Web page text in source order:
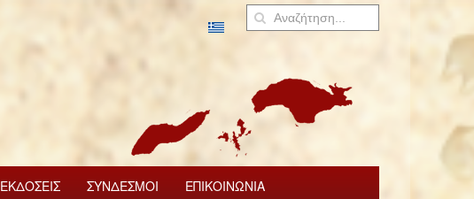
ΕΚΔΟΣΕΙΣ ΣΥΝΔΕΣΜΟΙ ΕΠΙΚΟΙΝΩΝΙΑ